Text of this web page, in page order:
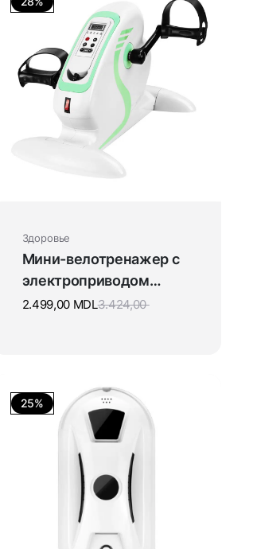
Здоровье
Мини-велотренажер c
электроприводом
педалей
3.424,00
2.499,00 MDL
25%